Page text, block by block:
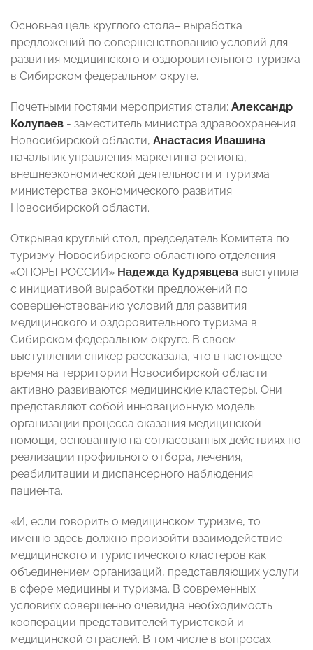
Основная цель круглого стола– выработка
предложений по совершенствованию условий для
развития медицинского и оздоровительного туризма
в Сибирском федеральном округе.
Почетными гостями мероприятия стали: Александр
Колупаев - заместитель министра здравоохранения
Новосибирской области, Анастасия Ивашина -
начальник управления маркетинга региона,
внешнеэкономической деятельности и туризма
министерства экономического развития
Новосибирской области.
Открывая круглый стол, председатель Комитета по
туризму Новосибирского областного отделения
«ОПОРЫ РОССИИ» Надежда Кудрявцева выступила
с инициативой выработки предложений по
совершенствованию условий для развития
медицинского и оздоровительного туризма в
Сибирском федеральном округе. В своем
выступлении спикер рассказала, что в настоящее
время на территории Новосибирской области
активно развиваются медицинские кластеры. Они
представляют собой инновационную модель
организации процесса оказания медицинской
помощи, основанную на согласованных действиях по
реализации профильного отбора, лечения,
реабилитации и диспансерного наблюдения
пациента.
«И, если говорить о медицинском туризме, то
именно здесь должно произойти взаимодействие
медицинского и туристического кластеров как
объединением организаций, представляющих услуги
в сфере медицины и туризма. В современных
условиях совершенно очевидна необходимость
кооперации представителей туристской и
медицинской отраслей. В том числе в вопросах